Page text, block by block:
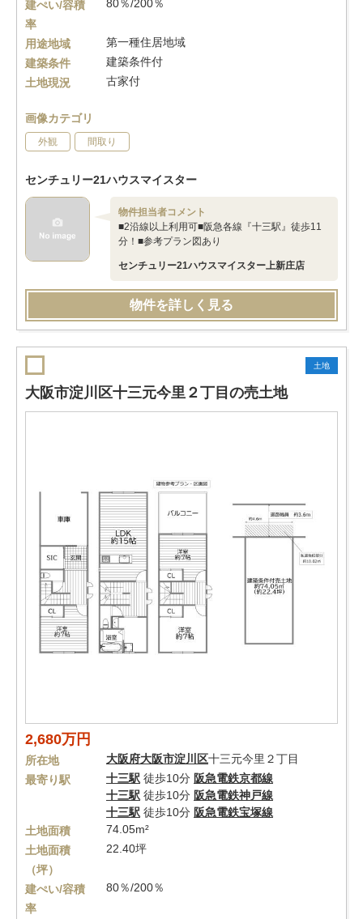
建ぺい/容積
率
80％/200％
用途地域
第一種住居地域
建築条件
建築条件付
土地現況
古家付
画像カテゴリ
外観 間取り
センチュリー21ハウスマイスター
物件担当者コメント
■2沿線以上利用可■阪急各線『十三駅』徒歩11
分！■参考プラン図あり
センチュリー21ハウスマイスター上新庄店
物件を詳しく見る
土地
大阪市淀川区十三元今里２丁目の売土地
2,680万円
所在地 大阪府大阪市淀川区十三元今里２丁目
最寄り駅
十三駅 徒歩10分 阪急電鉄京都線
十三駅 徒歩10分 阪急電鉄神戸線
十三駅 徒歩10分 阪急電鉄宝塚線
土地面積
74.05m²
土地面積
（坪）
22.40坪
建ぺい/容積
率
80％/200％